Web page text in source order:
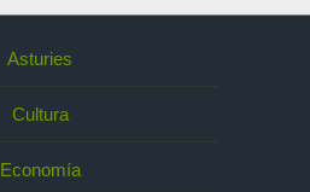
Asturies
Cultura
Economía